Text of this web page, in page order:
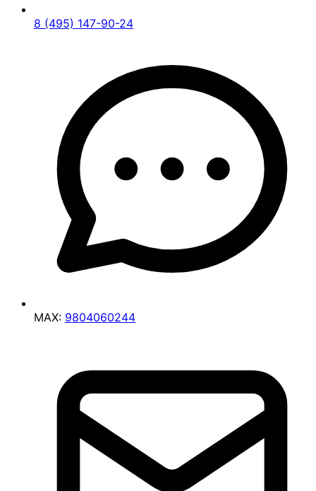
8 (495) 147-90-24
MAX: 9804060244